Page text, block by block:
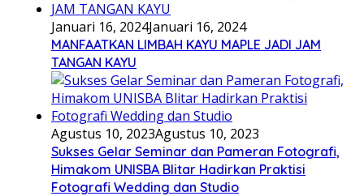
Januari 16, 2024Januari 16, 2024
MANFAATKAN LIMBAH KAYU MAPLE JADI JAM
TANGAN KAYU
Agustus 10, 2023Agustus 10, 2023
Sukses Gelar Seminar dan Pameran Fotografi,
Himakom UNISBA Blitar Hadirkan Praktisi
Fotografi Wedding dan Studio